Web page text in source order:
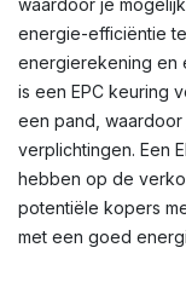
waardoor je
energie-efficiëntie
energierekening en
is een EPC keuring
een pand,
verplichtingen. Een
hebben op de
potentiële kopers
met een goed